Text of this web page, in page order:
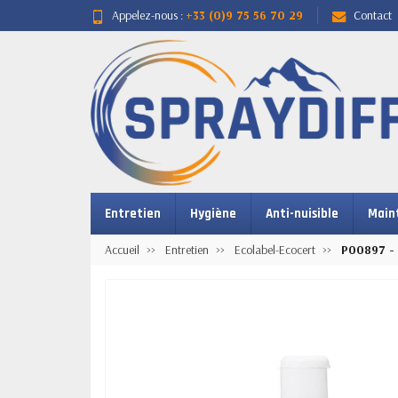
Appelez-nous : +33 (0)9 75 56 70 29 Contact
Entretien Hygiène Anti-nuisible
Accueil Entretien Ecolabel-Ecocert P00897 -